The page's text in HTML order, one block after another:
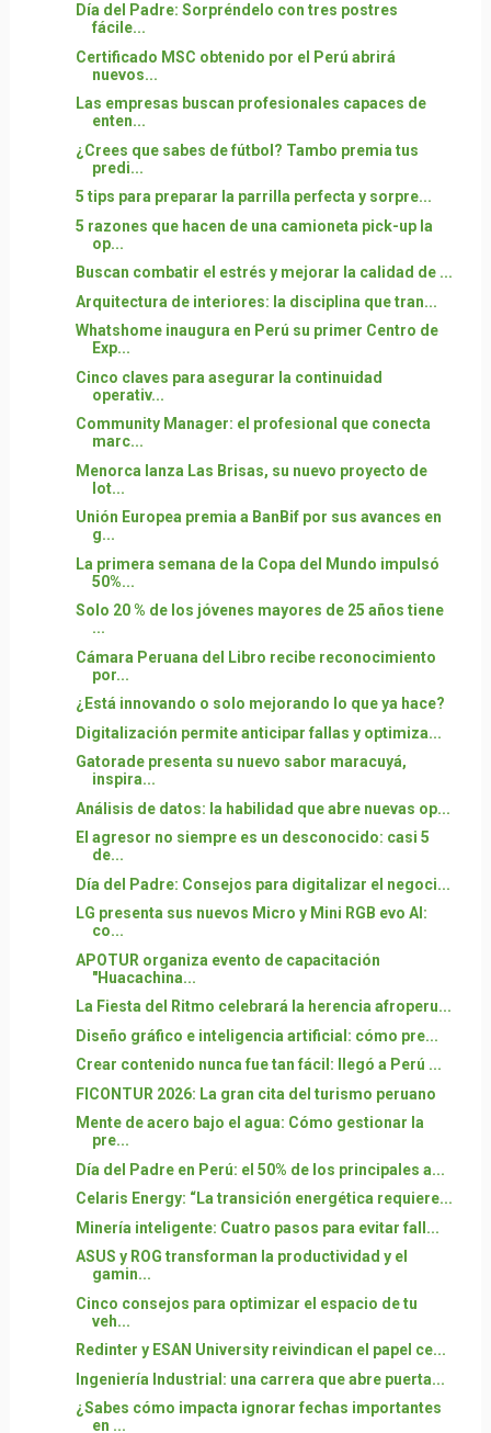
Día del Padre: Sorpréndelo con tres postres
fácile...
Certificado MSC obtenido por el Perú abrirá
nuevos...
Las empresas buscan profesionales capaces de
enten...
¿Crees que sabes de fútbol? Tambo premia tus
predi...
5 tips para preparar la parrilla perfecta y sorpre...
5 razones que hacen de una camioneta pick-up la
op...
Buscan combatir el estrés y mejorar la calidad de ...
Arquitectura de interiores: la disciplina que tran...
Whatshome inaugura en Perú su primer Centro de
Exp...
Cinco claves para asegurar la continuidad
operativ...
Community Manager: el profesional que conecta
marc...
Menorca lanza Las Brisas, su nuevo proyecto de
lot...
Unión Europea premia a BanBif por sus avances en
g...
La primera semana de la Copa del Mundo impulsó
50%...
Solo 20 % de los jóvenes mayores de 25 años tiene
...
Cámara Peruana del Libro recibe reconocimiento
por...
¿Está innovando o solo mejorando lo que ya hace?
Digitalización permite anticipar fallas y optimiza...
Gatorade presenta su nuevo sabor maracuyá,
inspira...
Análisis de datos: la habilidad que abre nuevas op...
El agresor no siempre es un desconocido: casi 5
de...
Día del Padre: Consejos para digitalizar el negoci...
LG presenta sus nuevos Micro y Mini RGB evo AI:
co...
APOTUR organiza evento de capacitación
"Huacachina...
La Fiesta del Ritmo celebrará la herencia afroperu...
Diseño gráfico e inteligencia artificial: cómo pre...
Crear contenido nunca fue tan fácil: llegó a Perú ...
FICONTUR 2026: La gran cita del turismo peruano
Mente de acero bajo el agua: Cómo gestionar la
pre...
Día del Padre en Perú: el 50% de los principales a...
Celaris Energy: “La transición energética requiere...
Minería inteligente: Cuatro pasos para evitar fall...
ASUS y ROG transforman la productividad y el
gamin...
Cinco consejos para optimizar el espacio de tu
veh...
Redinter y ESAN University reivindican el papel ce...
Ingeniería Industrial: una carrera que abre puerta...
¿Sabes cómo impacta ignorar fechas importantes
en ...